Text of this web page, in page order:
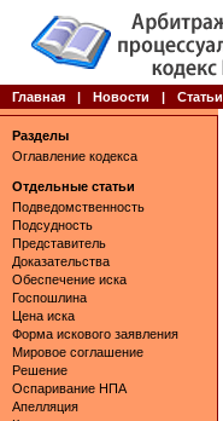
Главная | Новости | Статьи
Разделы
Оглавление кодекса
Отдельные статьи
Подведомственность
Подсудность
Представитель
Доказательства
Обеспечение иска
Госпошлина
Цена иска
Форма искового заявления
Мировое соглашение
Решение
Оспаривание НПА
Апелляция